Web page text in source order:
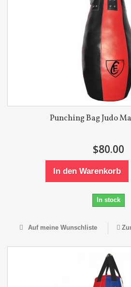
Punching Bag Judo
$80.00
In den Warenkorb
In stock
Auf meine Wunschliste